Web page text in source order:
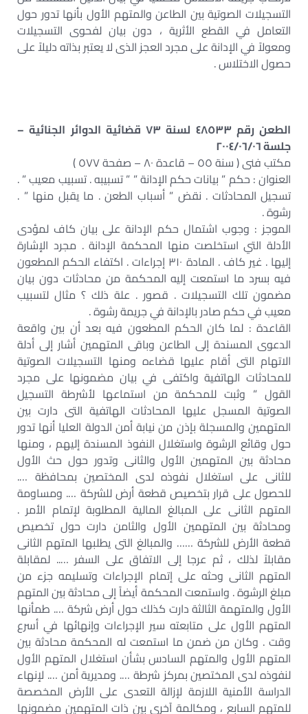
التسجيلات الصوتية بين الطاعن والمتهم الأول بأنها تدور حول
التعامل في القطع الأثرية ، دون بيان لفحوى التسجيلات
ومعولاً في الإدانة على مجرد العجز الذى لا يعتبر بذاته دليلاً على
حصول الاختلاس .
الطعن رقم ٤٨٥٣٣ لسنة ٧٣ قضائية الدوائر الجنائية –
جلسة ٢٠٠٤/٠٦/٠٦
مكتب فنى ( سنة ٥٥ – قاعدة ٨٠ – صفحة ٥٧٧ )
العنوان : حكم ” بيانات حكم الإدانة ” ” تسبيبه . تسبيب معيب ” .
تسجيل المحادثات . نقض ” أسباب الطعن . ما يقبل منها ” .
رشوة .
الموجز : وجوب اشتمال حكم الإدانة على بيان كاف لمؤدى
الأدلة التي استخلصت منها المحكمة الإدانة . مجرد الإشارة
إليها . غير كاف . المادة ٣١٠ إجراءات . اكتفاء الحكم المطعون
فيه بسرد ما استمعت إليه المحكمة من محادثات دون بيان
مضمون تلك التسجيلات . قصور . علة ذلك ؟ مثال لتسبيب
معيب في حكم صادر بالإدانة في جريمة رشوة .
القاعدة : لما كان الحكم المطعون فيه بعد أن بين واقعة
الدعوى المسندة إلى الطاعن وباقى المتهمين أشار إلى أدلة
الاتهام التى أقام عليها قضاءه ومنها التسجيلات الصوتية
للمحادثات الهاتفية واكتفى في بيان مضمونها على مجرد
القول ” وثبت للمحكمة من استماعها لأشرطة التسجيل
الصوتية المسجل عليها المحادثات الهاتفية التى دارت بين
المتهمين والمسجلة بإذن من نيابة أمن الدولة العليا أنها تدور
حول وقائع الرشوة واستغلال النفوذ المسندة إليهم ، ومنها
محادثة بين المتهمين الأول والثانى وتدور حول حث الأول
للثانى على استغلال نفوذه لدى المختصين بمحافظة ….
للحصول على قرار بتخصيص قطعة أرض للشركة …. ومساومة
المتهم الثانى على المبالغ المالية المطلوبة لإتمام الأمر .
ومحادثة بين المتهمين الأول والثامن دارت حول تخصيص
قطعة الأرض للشركة …… والمبالغ التى يطلبها المتهم الثانى
مقابلاً لذلك ، ثم عرجا إلى الاتفاق على السفر ….. لمقابلة
المتهم الثانى وحثه على إتمام الإجراءات وتسليمه جزء من
مبلغ الرشوة . واستمعت المحكمة أيضاً إلى محادثة بين المتهم
الأول والمتهمة الثالثة دارت كذلك حول أرض شركة …. طمأنها
المتهم الأول على متابعته سير الإجراءات وإنهائها في أسرع
وقت . وكان من ضمن ما استمعت له المحكمة محادثة بين
المتهم الأول والمتهم السادس بشأن استغلال المتهم الأول
لنفوذه لدى المختصين بمركز شرطة …. ومديرية أمن …. لإنهاء
الدراسة الأمنية اللازمة لإزالة التعدى على الأرض المخصصة
للمتهم السابع ، ومكالمة آخرى بين ذات المتهمين مضمونها